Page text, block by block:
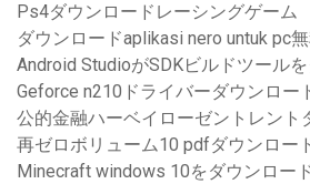
Ps4ダウンロードレーシングゲーム
ダウンロードaplikasi nero untuk pc
Android StudioがSDKビルドツール
Geforce n210ドライバーダウンロー
公的金融ハーベイローゼントレント
再ゼロボリューム10 pdfダウンロー
Minecraft windows 10をダウンロー